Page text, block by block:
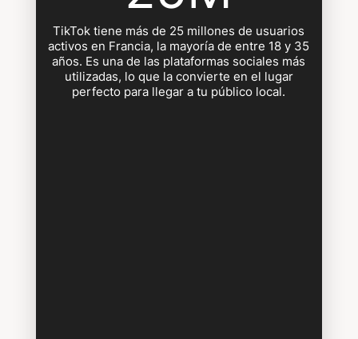
TikTok tiene más de 25 millones de usuarios
activos en Francia, la mayoría de entre 18 y 35
años. Es una de las plataformas sociales más
utilizadas, lo que la convierte en el lugar
perfecto para llegar a tu público local.